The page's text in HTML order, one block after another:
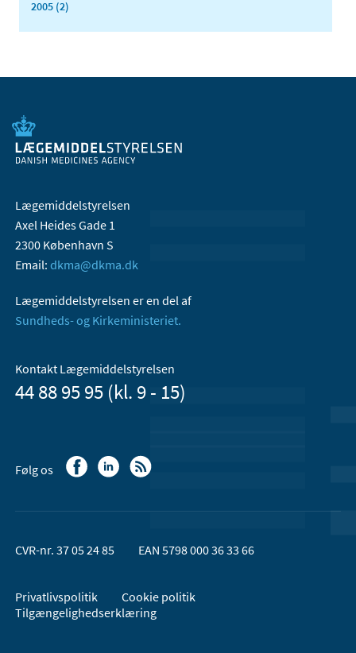
2005 (2)
Lægemiddelstyrelsen
Axel Heides Gade 1
2300 København S
Email: dkma@dkma.dk
Lægemiddelstyrelsen er en del af
Sundheds- og Kirkeministeriet.
Kontakt Lægemiddelstyrelsen
44 88 95 95 (kl. 9 - 15)
Følg os
CVR-nr. 37 05 24 85 EAN 5798 000 36 33 66
Privatlivspolitik
Cookie politik
Tilgængelighedserklæring